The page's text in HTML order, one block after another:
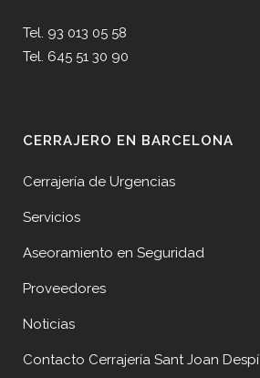
Tel. 93 013 05 58
Tel. 645 51 30 90
CERRAJERO EN BARCELONA
Cerrajería de Urgencias
Servicios
Aseoramiento en Seguridad
Proveedores
Noticias
Contacto Cerrajería Sant Joan Despí